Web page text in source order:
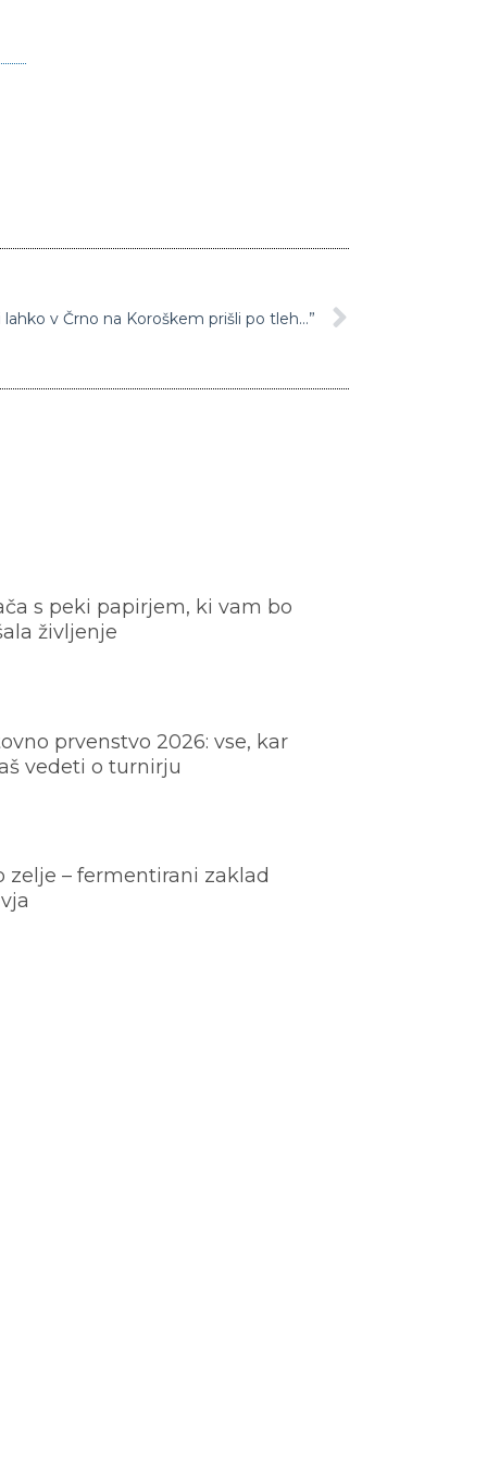
lahko v Črno na Koroškem prišli po tleh…”
s peki papirjem, ki vam bo
življenje
prvenstvo 2026: vse, kar
vedeti o turnirju
zelje – fermentirani zaklad